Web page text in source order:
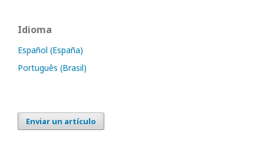
Idioma
Español (España)
Português (Brasil)
Enviar un artículo